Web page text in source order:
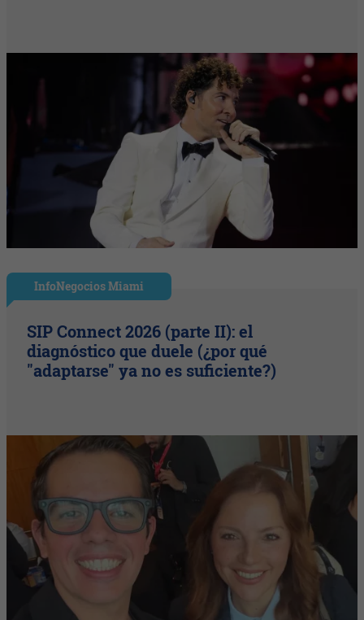
InfoNegocios Miami
SIP Connect 2026 (parte II): el
diagnóstico que duele (¿por qué
"adaptarse" ya no es suficiente?)